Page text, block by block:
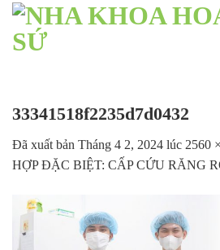
Chuyển
nội
33341518f2235d7d0432
Đã xuất bản Tháng 4 2, 2024 lúc 2560
HỢP ĐẶC BIỆT: CẤP CỨU RĂNG